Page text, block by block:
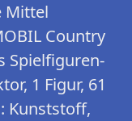
Mittel
Country
Spielfiguren-
1 Figur, 61
Kunststoff,